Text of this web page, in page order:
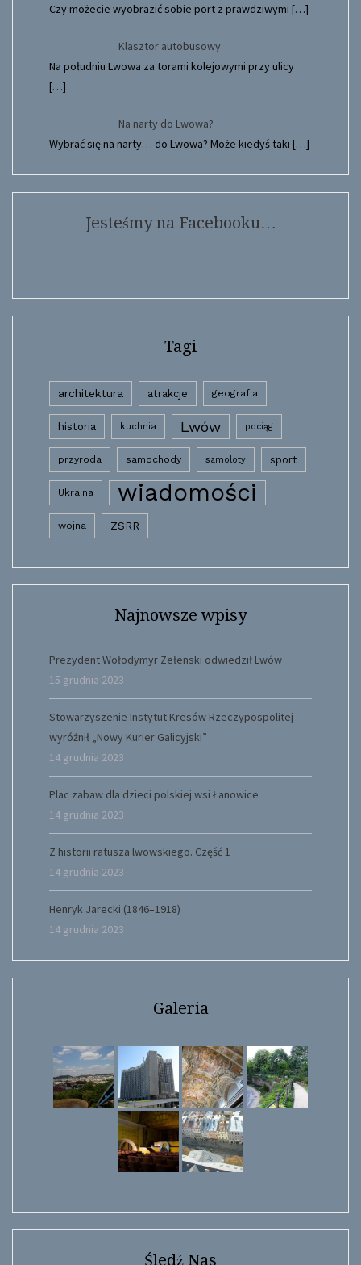
Czy możecie wyobrazić sobie port z prawdziwymi […]
Klasztor autobusowy
Na południu Lwowa za torami kolejowymi przy ulicy
[…]
Na narty do Lwowa?
Wybrać się na narty… do Lwowa? Może kiedyś taki […]
Jesteśmy na Facebooku…
Tagi
architektura atrakcje geografia
historia kuchnia Lwów pociąg
przyroda samochody samoloty sport
Ukraina wiadomości
wojna ZSRR
Najnowsze wpisy
Prezydent Wołodymyr Zełenski odwiedził Lwów
15 grudnia 2023
Stowarzyszenie Instytut Kresów Rzeczypospolitej
wyróżnił „Nowy Kurier Galicyjski”
14 grudnia 2023
Plac zabaw dla dzieci polskiej wsi Łanowice
14 grudnia 2023
Z historii ratusza lwowskiego. Część 1
14 grudnia 2023
Henryk Jarecki (1846–1918)
14 grudnia 2023
Galeria
Śledź Nas